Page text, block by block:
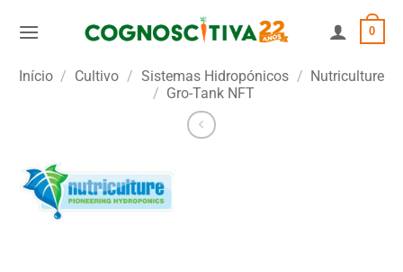
0
Início / Cultivo / Sistemas Hidropónicos / Nutriculture
/ Gro-Tank NFT